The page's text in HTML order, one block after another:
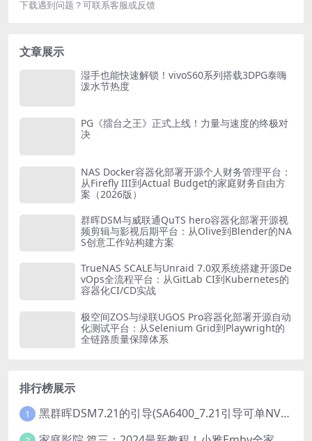
下载遇到问题？可联系客服或反馈
文章展示
湿手也能快速解锁！vivoS60系列搭载3DPG泰嗨
泼水节热度
PG《擂台之王》正式上线！力量与速度的终极对
决
NAS Docker容器化部署开源个人财务管理平台：
从Firefly III到Actual Budget的家庭财务自由方
案（2026版）
群晖DSM与威联通QuTS hero容器化部署开源视
频剪辑与影视后期平台：从Olive到Blender的NA
S创意工作站构建方案
TrueNAS SCALE与Unraid 7.0双系统搭建开源De
vOps全流程平台：从GitLab CI到Kubernetes的
容器化CI/CD实战
极空间ZOS与绿联UGOS Pro容器化部署开源自动
化测试平台：从Selenium Grid到Playwright的
全链路质量保障体系
排行榜展示
1 黑群晖DSM7.21的引导(SA6400_7.21引导可单NVME安装系统）